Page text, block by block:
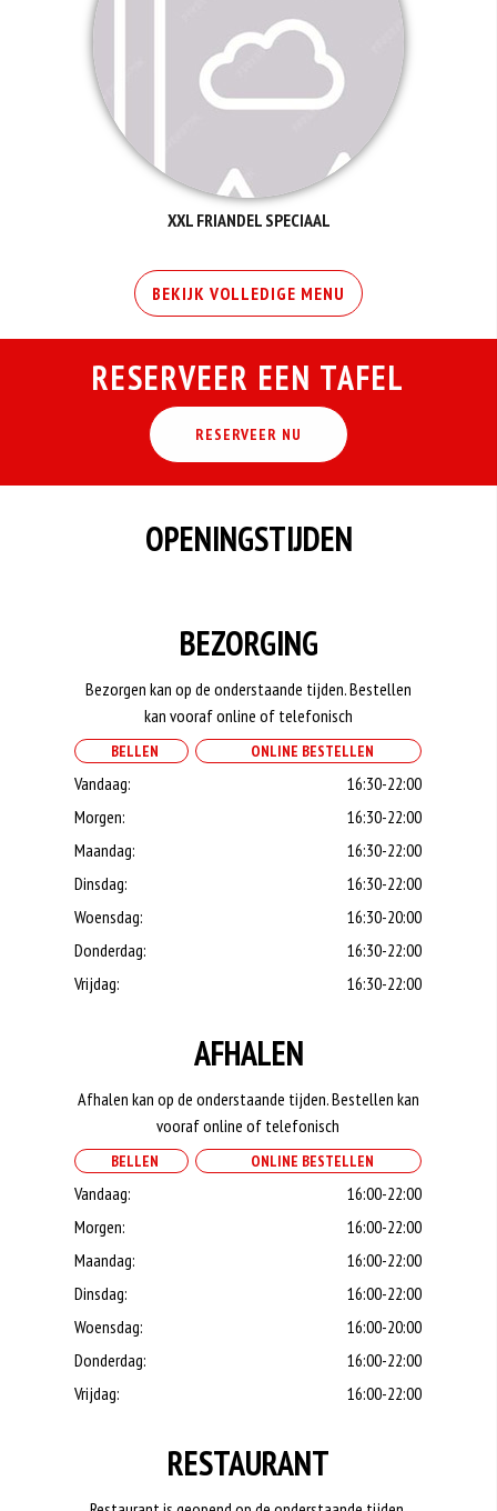
XXL FRIANDEL SPECIAAL
BEKIJK VOLLEDIGE MENU
RESERVEER EEN TAFEL
RESERVEER NU
OPENINGSTIJDEN
BEZORGING
Bezorgen kan op de onderstaande tijden. Bestellen
kan vooraf online of telefonisch
BELLEN ONLINE BESTELLEN
Vandaag:
16:30-22:00
Morgen:
16:30-22:00
Maandag:
16:30-22:00
Dinsdag:
16:30-22:00
Woensdag:
16:30-20:00
Donderdag:
16:30-22:00
Vrijdag:
16:30-22:00
AFHALEN
Afhalen kan op de onderstaande tijden. Bestellen kan
vooraf online of telefonisch
BELLEN ONLINE BESTELLEN
Vandaag:
16:00-22:00
Morgen:
16:00-22:00
Maandag:
16:00-22:00
Dinsdag:
16:00-22:00
Woensdag:
16:00-20:00
Donderdag:
16:00-22:00
Vrijdag:
16:00-22:00
RESTAURANT